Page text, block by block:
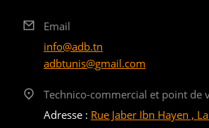
Email
info@adb.tn
adbtunis@gmail.com
Technico-commercial et point de
Adresse : Rue Jaber Ibn Hayen ,